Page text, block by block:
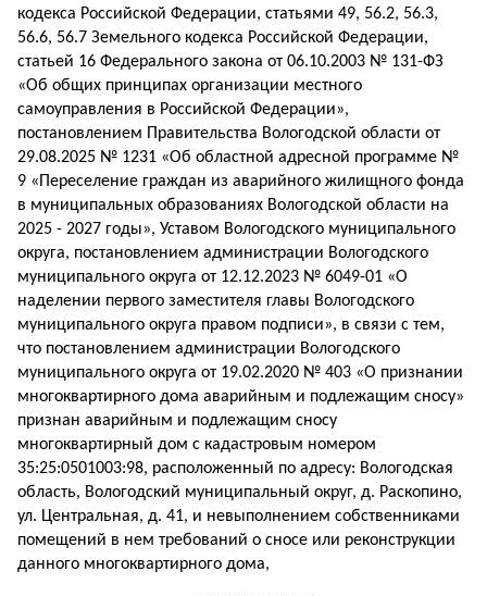
кодекса Российской Федерации, статьями 49, 56.2, 56.3,
56.6, 56.7 Земельного кодекса Российской Федерации,
статьей 16 Федерального закона от 06.10.2003 № 131-ФЗ
«Об общих принципах организации местного
самоуправления в Российской Федерации»,
постановлением Правительства Вологодской области от
29.08.2025 № 1231 «Об областной адресной программе №
9 «Переселение граждан из аварийного жилищного фонда
в муниципальных образованиях Вологодской области на
2025 - 2027 годы», Уставом Вологодского муниципального
округа, постановлением администрации Вологодского
муниципального округа от 12.12.2023 № 6049-01 «О
наделении первого заместителя главы Вологодского
муниципального округа правом подписи», в связи с тем,
что постановлением администрации Вологодского
муниципального округа от 19.02.2020 № 403 «О признании
многоквартирного дома аварийным и подлежащим сносу»
признан аварийным и подлежащим сносу
многоквартирный дом с кадастровым номером
35:25:0501003:98, расположенный по адресу: Вологодская
область, Вологодский муниципальный округ, д. Раскопино,
ул. Центральная, д. 41, и невыполнением собственниками
помещений в нем требований о сносе или реконструкции
данного многоквартирного дома,